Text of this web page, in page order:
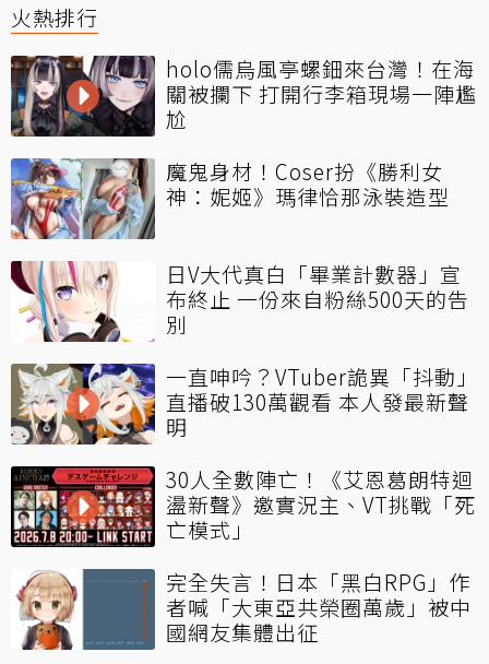
火熱排行
holo儒烏風亭螺鈿來台灣！在海
關被攔下 打開行李箱現場一陣尷
尬
魔鬼身材！Coser扮《勝利女
神：妮姬》瑪律恰那泳裝造型
日V大代真白「畢業計數器」宣
布終止 一份來自粉絲500天的告
別
一直呻吟？VTuber詭異「抖動」
直播破130萬觀看 本人發最新聲
明
30人全數陣亡！《艾恩葛朗特迴
盪新聲》邀實況主、VT挑戰「死
亡模式」
完全失言！日本「黑白RPG」作
者喊「大東亞共榮圈萬歲」被中
國網友集體出征